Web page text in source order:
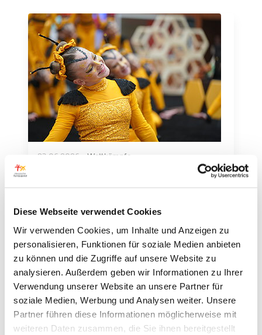
Diese Webseite verwendet Cookies
Wir verwenden Cookies, um Inhalte und Anzeigen zu
personalisieren, Funktionen für soziale Medien anbieten
zu können und die Zugriffe auf unsere Website zu
analysieren. Außerdem geben wir Informationen zu Ihrer
Verwendung unserer Website an unsere Partner für
soziale Medien, Werbung und Analysen weiter. Unsere
Partner führen diese Informationen möglicherweise mit
weiteren Daten zusammen, die Sie ihnen bereitgestellt
23.06.2026 Wettkämpfe
verteidigen Titel beim
Akrobatix by Funtastix vom SV Concordia
Welkers hat beim Bundesfinale der Tuju-
Stars 2026 erneut den ersten…
weiterlesen